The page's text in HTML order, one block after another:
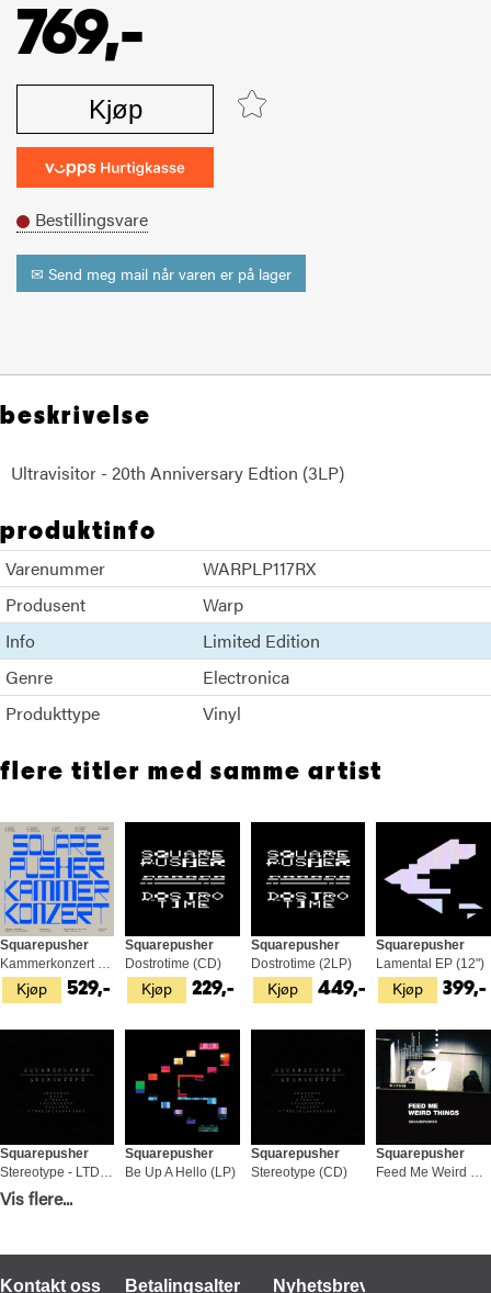
769,-
Kjøp
Bestillingsvare
✉ Send meg mail når varen er på lager
beskrivelse
Ultravisitor - 20th Anniversary Edtion (3LP)
produktinfo
Varenummer
WARPLP117RX
Produsent
Warp
Info
Limited Edition
Genre
Electronica
Produkttype
Vinyl
flere titler med samme artist
Kjøp
Squarepusher
Kammerkonzert (2LP)
529,- Kjøp
Squarepusher
Dostrotime (CD)
229,- Kjøp
Squarepusher
Dostrotime (2LP)
449,- Kjøp
Squarepusher
Lamental EP (12")
399,-
Kjøp
Squarepusher
569,-
Squarepusher
Be Up A Hello (LP)
Squarepusher
Stereotype (CD)
Squarepusher
Vis flere...
Kontakt oss BetalingsalternativerNyhetsbrev